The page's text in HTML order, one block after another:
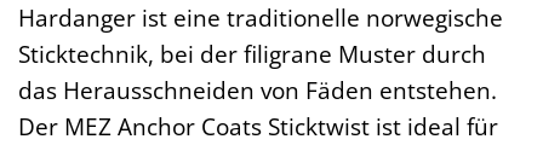
Hardanger ist eine traditionelle norwegische
Sticktechnik, bei der filigrane Muster durch
das Herausschneiden von Fäden entstehen.
Der MEZ Anchor Coats Sticktwist ist ideal für